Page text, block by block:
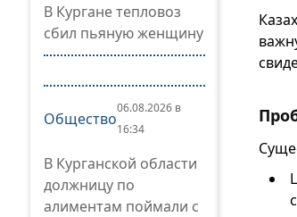
В Кургане тепловоз
сбил пьяную женщину
Общество
06.08.2026 в
16:34
В Курганской области
должницу по
алиментам поймали с